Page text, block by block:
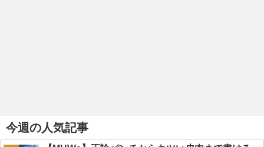
今週の人気記事